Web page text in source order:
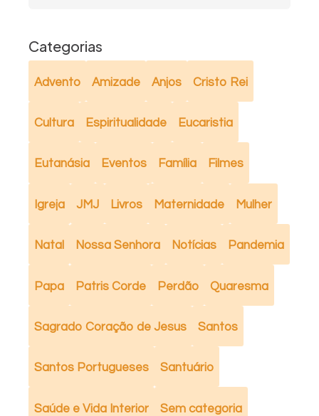
Categorias
Advento Amizade Anjos Cristo Rei
Cultura Espiritualidade Eucaristia
Eutanásia Eventos Família Filmes
Igreja JMJ Livros Maternidade Mulher
Natal Nossa Senhora Notícias Pandemia
Papa Patris Corde Perdão Quaresma
Sagrado Coração de Jesus Santos
Santos Portugueses Santuário
Saúde e Vida Interior Sem categoria